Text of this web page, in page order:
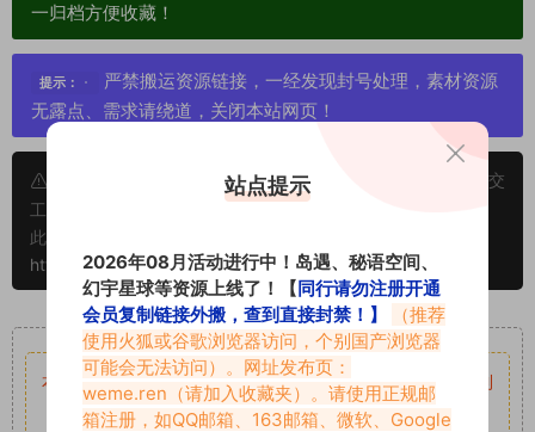
一归档方便收藏！
提示：
严禁搬运资源链接，一经发现封号处理，素材资源
无露点、需求请绕道，关闭本站网页！
申明：本文资源均来源网友分享，若侵犯了您的权限可以提交
工单处理。
此外本文章皆属于原创文章，转载请注明出处！原文链接：
https://vmiba.top/6955.html
重要声明
本站资源均来自网络分享，如有侵犯你的权益请私信留言
收到
留言后，我们会第一时间进行审核后删除。
站点提示
2026年08月活动进行中！岛遇、秘语空间、
幻宇星球等资源上线了！【同行请勿注册开通
会员复制链接外搬，查到直接封禁！】
（推荐
使用火狐或谷歌浏览器访问，个别国产浏览器
可能会无法访问）。网址发布页：
weme.ren （请加入收藏夹）。请使用正规邮
箱注册，如QQ邮箱、163邮箱、微软、Google